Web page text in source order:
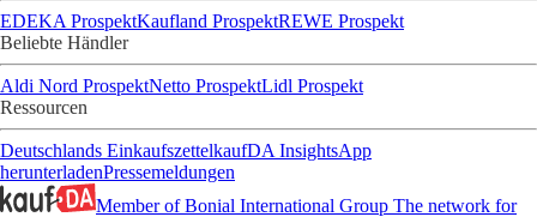
EDEKA ProspektKaufland ProspektREWE Prospekt
Beliebte Händler
Aldi Nord ProspektNetto ProspektLidl Prospekt
Ressourcen
Deutschlands EinkaufszettelkaufDA InsightsApp
herunterladenPressemeldungen
Member of Bonial International Group The network for